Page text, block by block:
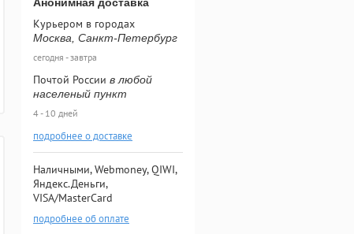
Курьером в городах
Москва, Санкт-Петербург
сегодня - завтра
Почтой России в любой
населеный пункт
4 - 10 дней
подробнее о доставке
Наличными, Webmoney, QIWI,
Яндекс.Деньги,
VISA/MasterCard
подробнее об оплате